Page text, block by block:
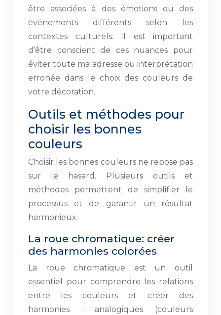
être associées à des émotions ou des
événements différents selon les
contextes culturels. Il est important
d’être conscient de ces nuances pour
éviter toute maladresse ou interprétation
erronée dans le choix des couleurs de
votre décoration.
Outils et méthodes pour
choisir les bonnes
couleurs
Choisir les bonnes couleurs ne repose pas
sur le hasard. Plusieurs outils et
méthodes permettent de simplifier le
processus et de garantir un résultat
harmonieux.
La roue chromatique: créer
des harmonies colorées
La roue chromatique est un outil
essentiel pour comprendre les relations
entre les couleurs et créer des
harmonies : analogiques (couleurs